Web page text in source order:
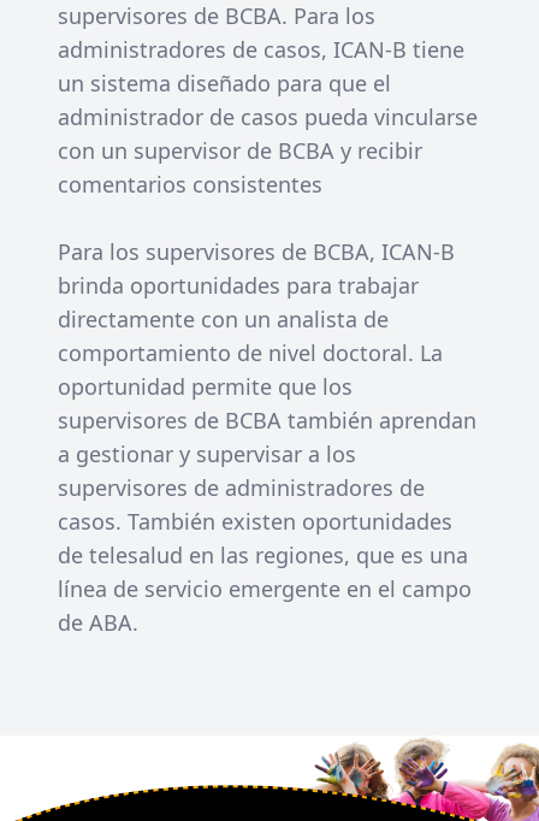
supervisores de BCBA. Para los
administradores de casos, ICAN-B tiene
un sistema diseñado para que el
administrador de casos pueda vincularse
con un supervisor de BCBA y recibir
comentarios consistentes
Para los supervisores de BCBA, ICAN-B
brinda oportunidades para trabajar
directamente con un analista de
comportamiento de nivel doctoral. La
oportunidad permite que los
supervisores de BCBA también aprendan
a gestionar y supervisar a los
supervisores de administradores de
casos. También existen oportunidades
de telesalud en las regiones, que es una
línea de servicio emergente en el campo
de ABA.